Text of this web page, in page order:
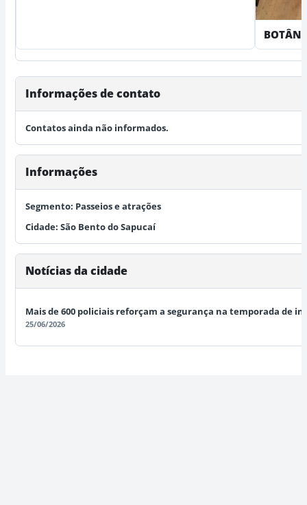
Informações de contato
Contatos ainda não informados.
Informações
Segmento: Passeios e atrações
Cidade: São Bento do Sapucaí
Notícias da cidade
Mais de 600 policiais reforçam a segurança na temporada de
25/06/2026